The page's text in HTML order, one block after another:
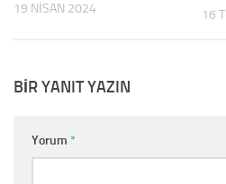
19 NISAN 2024 16
BIR YANIT YAZIN
Yorum *